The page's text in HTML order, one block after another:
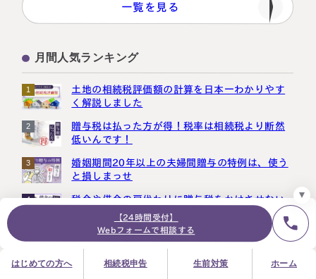
【24時間受付】
Webフォームで相談する
はじめての方へ 相続税申告 生前対策 ホーム
0120-80-2929
＼登録で無料プレゼント／
LINE友だち追加
面談の予約はこちら
お知らせ採用サイトプライバシーポリシーサイトマップ
一覧を見る
月間人気ランキング
1
土地の相続税評価額の計算を日本一わかりやす
く解説しました
2
贈与税は払った方が得！税率は相続税より断然
低いんです！
3
婚姻期間20年以上の夫婦間贈与の特例は、使う
と損しまっせ
4
税金や借金の肩代わりに贈与税をかけさせない
３つのポイント
贈与税が合法的にかからない方法３選【現金手
渡しでもばれる？】